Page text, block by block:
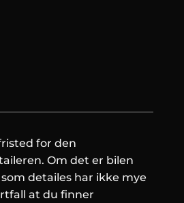
for den
Om det er bilen
detailes har ikke mye
at du finner